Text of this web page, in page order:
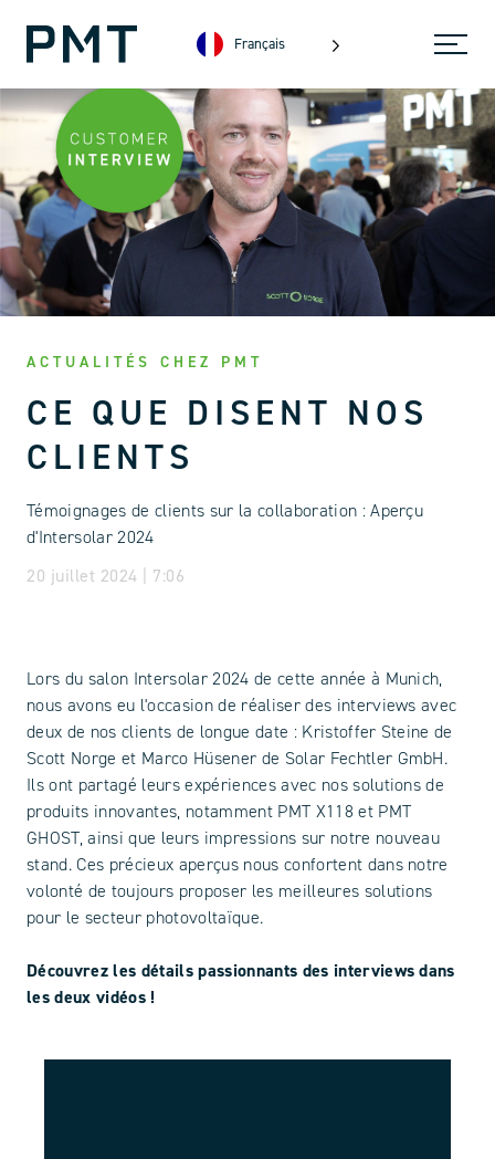
Français
ACTUALITÉS CHEZ PMT
CE QUE DISENT NOS
CLIENTS
Témoignages de clients sur la collaboration : Aperçu
d'Intersolar 2024
20 juillet 2024 | 7:06
Lors du salon Intersolar 2024 de cette année à Munich,
nous avons eu l'occasion de réaliser des interviews avec
deux de nos clients de longue date : Kristoffer Steine de
Scott Norge et Marco Hüsener de Solar Fechtler GmbH.
Ils ont partagé leurs expériences avec nos solutions de
produits innovantes, notamment PMT X118 et PMT
GHOST, ainsi que leurs impressions sur notre nouveau
stand. Ces précieux aperçus nous confortent dans notre
volonté de toujours proposer les meilleures solutions
pour le secteur photovoltaïque.
Découvrez les détails passionnants des interviews dans
les deux vidéos !